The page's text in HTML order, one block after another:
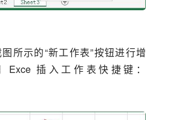
所示的“新工作表”按钮进行增
插入工作表快捷键：